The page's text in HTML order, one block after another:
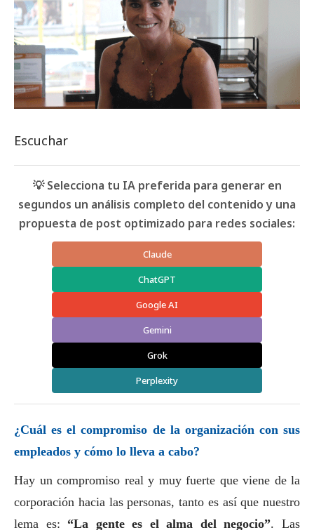
Escuchar
💡 Selecciona tu IA preferida para generar en
segundos un análisis completo del contenido y una
propuesta de post optimizado para redes sociales:
Claude
ChatGPT
Google AI
Gemini
Grok
Perplexity
¿Cuál es el compromiso de la organización con sus
empleados y cómo lo lleva a cabo?
Hay un compromiso real y muy fuerte que viene de la
corporación hacia las personas, tanto es así que nuestro
lema es: “La gente es el alma del negocio”. Las